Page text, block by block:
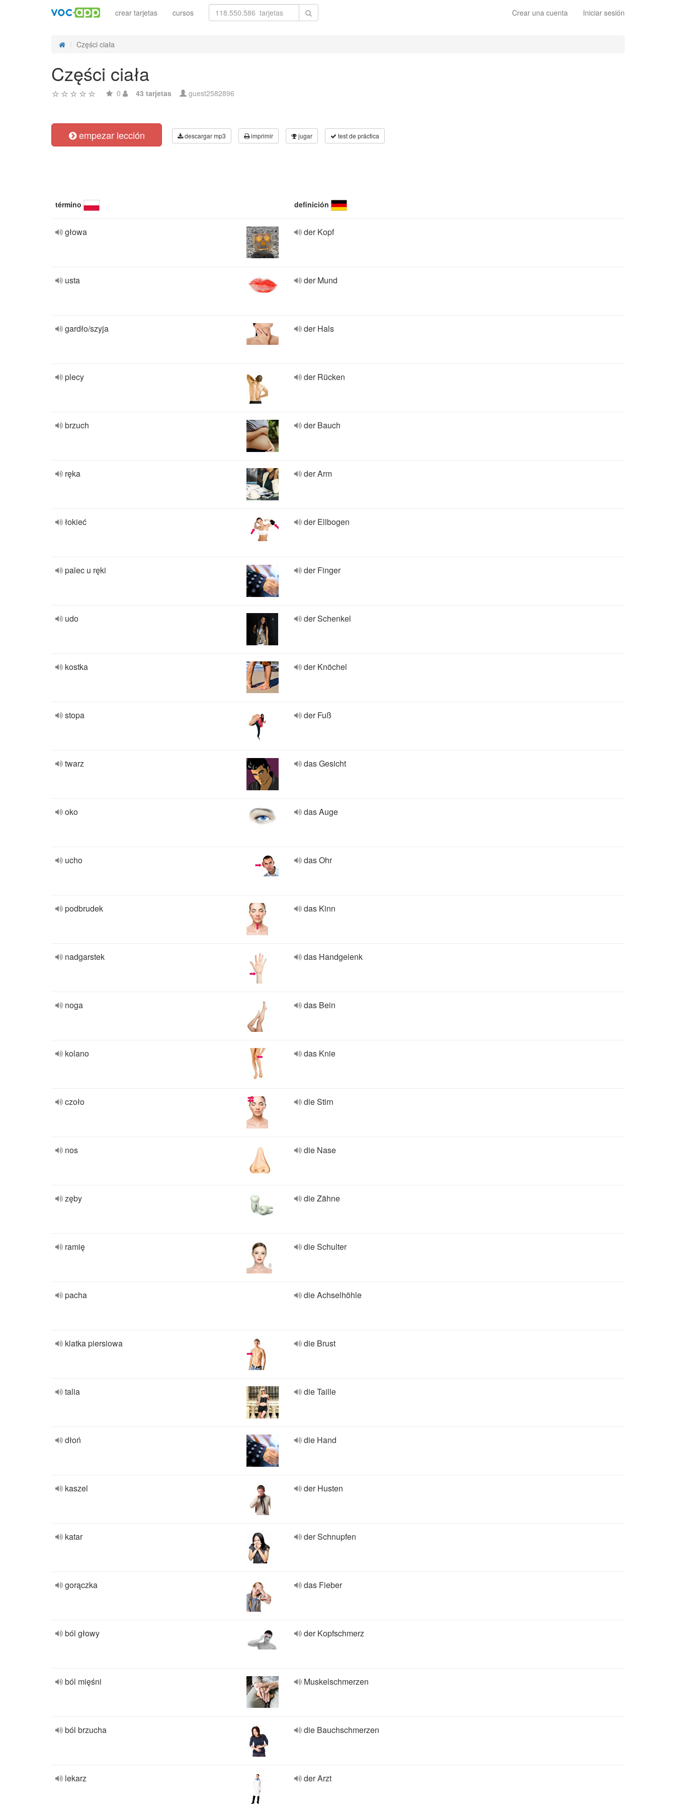
Crear una cuenta Iniciar sesión
crear tarjetas cursos
Części ciała
Części ciała
0 43 tarjetas guest2582896
empezar lección descargar mp3 imprimir jugar test de práctica
término definición
głowa der Kopf
usta der Mund
gardło/szyja der Hals
plecy der Rücken
brzuch der Bauch
ręka der Arm
łokieć der Ellbogen
palec u ręki der Finger
udo der Schenkel
kostka der Knöchel
stopa der Fuß
twarz das Gesicht
oko das Auge
ucho das Ohr
podbrudek das Kinn
nadgarstek das Handgelenk
noga das Bein
kolano das Knie
czoło die Stirn
nos die Nase
zęby die Zähne
ramię die Schulter
pacha die Achselhöhle
klatka piersiowa die Brust
talia die Taille
dłoń die Hand
kaszel der Husten
katar der Schnupfen
gorączka das Fieber
ból głowy der Kopfschmerz
ból mięśni Muskelschmerzen
ból brzucha die Bauchschmerzen
lekarz der Arzt